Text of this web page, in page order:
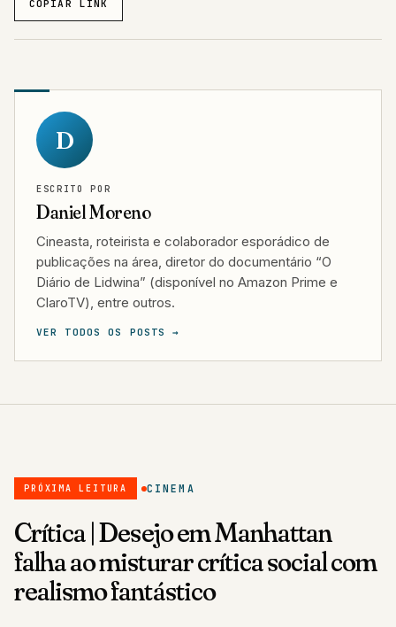
COPIAR LINK
D
ESCRITO POR
Daniel Moreno
Cineasta, roteirista e colaborador esporádico de
publicações na área, diretor do documentário “O
Diário de Lidwina” (disponível no Amazon Prime e
ClaroTV), entre outros.
VER TODOS OS POSTS →
PRÓXIMA LEITURA CINEMA
Crítica | Desejo em Manhattan
falha ao misturar crítica social com
realismo fantástico